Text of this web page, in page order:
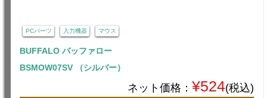
PCパーツ 入力機器 マウス
BUFFALO バッファロー
BSMOW07SV （シルバー）
ネット価格： ¥524(税込)